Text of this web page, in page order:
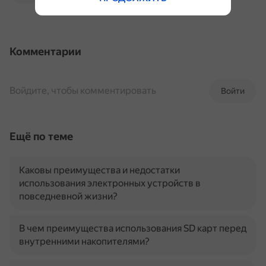
Комментарии
Войти
Войдите, чтобы комментировать
Ещё по теме
Каковы преимущества и недостатки
использования электронных устройств в
повседневной жизни?
В чем преимущества использования SD карт перед
внутренними накопителями?